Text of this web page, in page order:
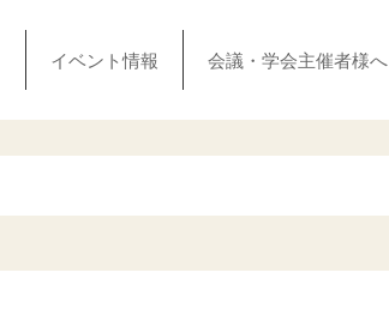
イベント情報 会議・学会主催者様へ